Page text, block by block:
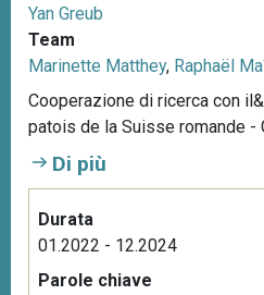
Yan Greub
Team
Marinette Matthey, Raphaël
Cooperazione di ricerca con
patois de la Suisse romande -
Di più
Durata
01.2022 - 12.2024
Parole chiave